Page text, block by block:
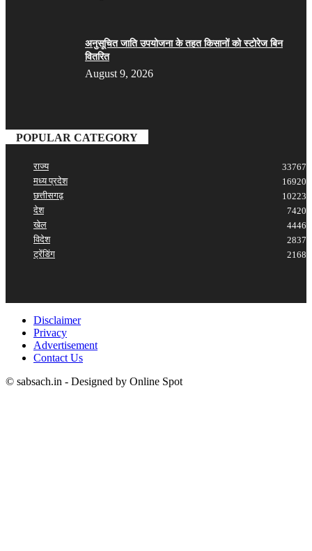
अनुसूचित जाति उपयोजना के तहत किसानों को स्टोरेज बिन
वितरित
August 9, 2026
POPULAR CATEGORY
राज्य
33767
मध्य प्रदेश
16920
छत्तीसगढ़
10223
देश
7420
खेल
4446
विदेश
2837
ट्रेंडिंग
2168
Disclaimer
Privacy
Advertisement
Contact Us
© sabsach.in - Designed by Online Spot